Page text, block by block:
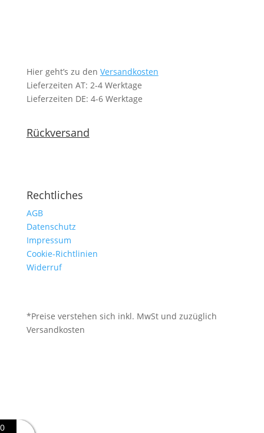
Hier geht’s zu den Versandkosten
Lieferzeiten AT: 2-4 Werktage
Lieferzeiten DE: 4-6 Werktage
Rückversand
Rechtliches
AGB
Datenschutz
Impressum
Cookie-Richtlinien
Widerruf
*Preise verstehen sich inkl. MwSt und zuzüglich
Versandkosten
0